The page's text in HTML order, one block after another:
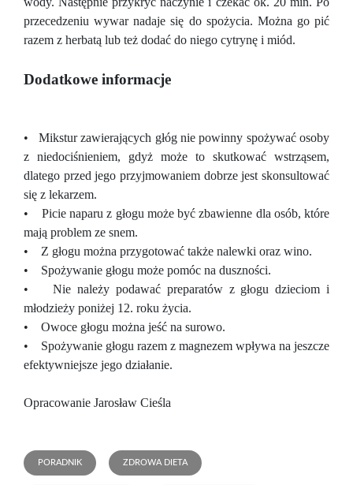
przecedzeniu wywar nadaje się do spożycia. Można go pić
razem z herbatą lub też dodać do niego cytrynę i miód.
Dodatkowe informacje
• Mikstur zawierających głóg nie powinny spożywać osoby
z niedociśnieniem, gdyż może to skutkować wstrząsem,
dlatego przed jego przyjmowaniem dobrze jest skonsultować
się z lekarzem.
• Picie naparu z głogu może być zbawienne dla osób, które
mają problem ze snem.
• Z głogu można przygotować także nalewki oraz wino.
• Spożywanie głogu może pomóc na duszności.
• Nie należy podawać preparatów z głogu dzieciom i
młodzieży poniżej 12. roku życia.
• Owoce głogu można jeść na surowo.
• Spożywanie głogu razem z magnezem wpływa na jeszcze
efektywniejsze jego działanie.
Opracowanie Jarosław Cieśla
PORADNIK ZDROWA DIETA